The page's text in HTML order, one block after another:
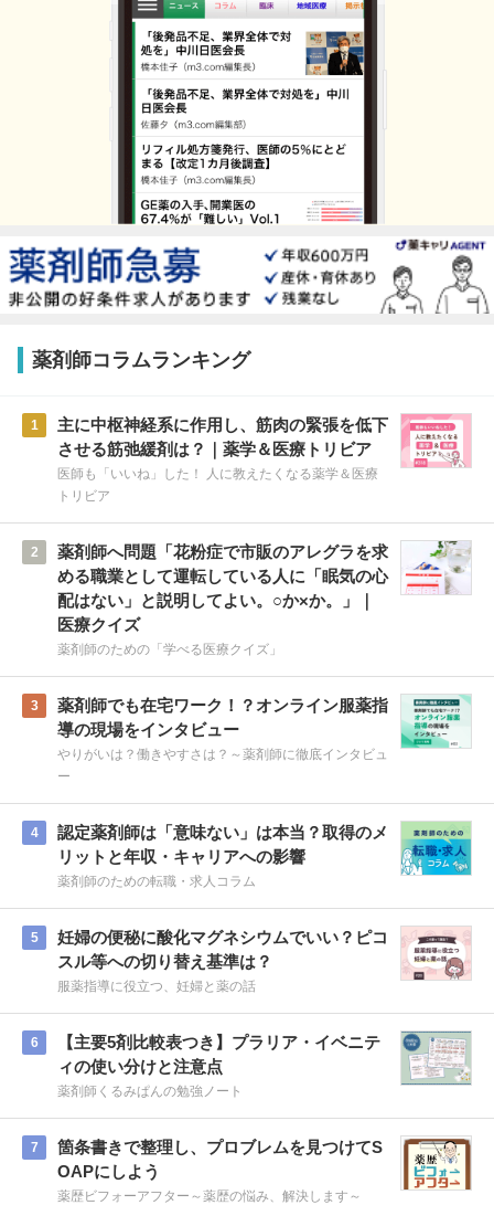
薬剤師コラムランキング
1
主に中枢神経系に作用し、筋肉の緊張を低下
させる筋弛緩剤は？｜薬学＆医療トリビア
医師も「いいね」した！ 人に教えたくなる薬学＆医療
トリビア
2
薬剤師へ問題「花粉症で市販のアレグラを求
める職業として運転している人に「眠気の心
配はない」と説明してよい。○か×か。」｜
医療クイズ
薬剤師のための「学べる医療クイズ」
3
薬剤師でも在宅ワーク！？オンライン服薬指
導の現場をインタビュー
やりがいは？働きやすさは？～薬剤師に徹底インタビュ
ー
4
認定薬剤師は「意味ない」は本当？取得のメ
リットと年収・キャリアへの影響
薬剤師のための転職・求人コラム
5
妊婦の便秘に酸化マグネシウムでいい？ピコ
スル等への切り替え基準は？
服薬指導に役立つ、妊婦と薬の話
6
【主要5剤比較表つき】プラリア・イベニテ
ィの使い分けと注意点
薬剤師くるみぱんの勉強ノート
7
箇条書きで整理し、プロブレムを見つけてS
OAPにしよう
薬歴ビフォーアフター～薬歴の悩み、解決します～